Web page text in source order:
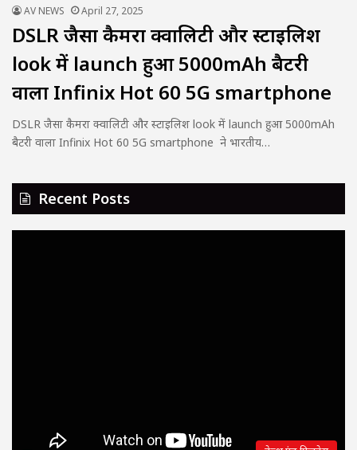
AV NEWS April 27, 2025
DSLR जैसा कैमरा क्वालिटी और स्टाइलिश
look में launch हुआ 5000mAh बैटरी
वाला Infinix Hot 60 5G smartphone
DSLR जैसा कैमरा क्वालिटी और स्टाइलिश look में launch हुआ 5000mAh
बैटरी वाला Infinix Hot 60 5G smartphone ने भारतीय…
Recent Posts